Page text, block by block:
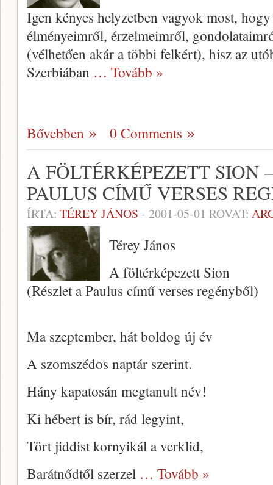
Igen kényes helyzetben vagyok most,
élményeimről, érzelmeimről,
(vélhetően akár a többi felkért), hisz az
Szerbi­ában … Tovább »
Bővebben 0 Comments
A FÖLTÉRKÉPEZETT SION
PAULUS CÍMŰ VERSES
ÍRTA: TÉREY JÁNOS - 2001-05-01 ROVAT:
Térey János
A föltérképezett Sion
(Részlet a Paulus című verses regényből)
Ma szeptember, hát boldog új év
A szomszédos naptár szerint.
Hány kapatosán megtanult név!
Ki hébert is bír, rád legyint,
Tört jiddist kornyikál a verklid,
Barátnődtől szerzel … Tovább »